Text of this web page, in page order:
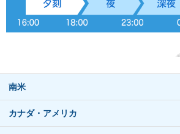
南米
カナダ・アメリカ